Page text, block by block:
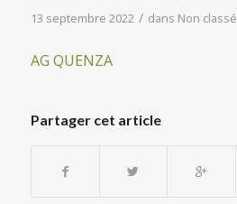
13 septembre 2022 / dans Non classé
AG QUENZA
Partager cet article